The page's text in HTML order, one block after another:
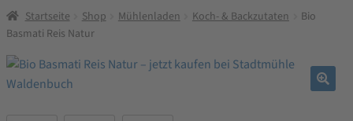
Startseite Shop Mühlenladen Koch- & Backzutaten
Bio
Basmati Reis Natur